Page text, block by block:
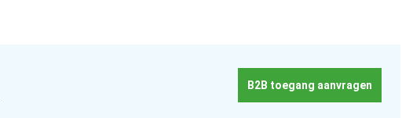
B2B toegang aanvragen